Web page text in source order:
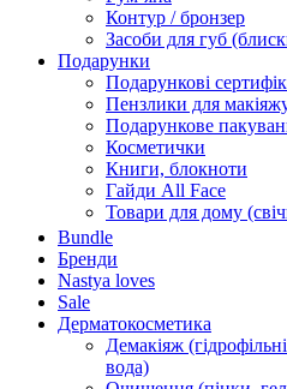
Контур / бронзер
Засоби для губ
Подарунки
Подарункові
Пензлики для
Подарункове
Косметички
Книги, блокноти
Гайди All Face
Товари для дому
Bundle
Бренди
Nastya loves
Sale
Дерматокосметика
Демакіяж
вода)